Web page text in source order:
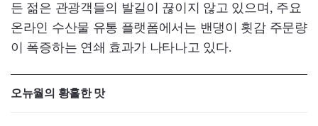
든 젊은 관광객들의 발길이 끊이지 않고 있으며, 주요
온라인 수산물 유통 플랫폼에서는 밴댕이 횟감 주문량
이 폭증하는 연쇄 효과가 나타나고 있다.
오뉴월의 황홀한 맛